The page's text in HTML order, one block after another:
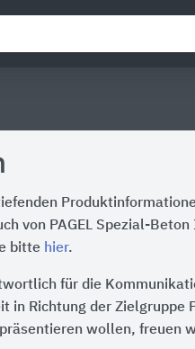
von PAGEL Spezial-
bitte hier.
für die
in Richtung der Zielgruppe
wollen, freuen